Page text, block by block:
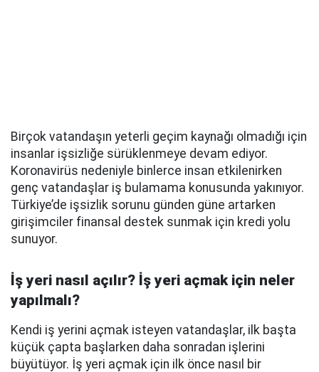
Birçok vatandaşın yeterli geçim kaynağı olmadığı için
insanlar işsizliğe sürüklenmeye devam ediyor.
Koronavirüs nedeniyle binlerce insan etkilenirken
genç vatandaşlar iş bulamama konusunda yakınıyor.
Türkiye’de işsizlik sorunu günden güne artarken
girişimciler finansal destek sunmak için kredi yolu
sunuyor.
İş yeri nasıl açılır? İş yeri açmak için neler
yapılmalı?
Kendi iş yerini açmak isteyen vatandaşlar, ilk başta
küçük çapta başlarken daha sonradan işlerini
büyütüyor. İş yeri açmak için ilk önce nasıl bir